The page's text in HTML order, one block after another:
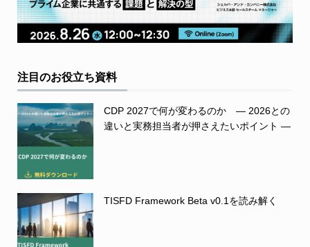
注目のお役立ち資料
CDP 2027で何が変わるのか ― 2026との
違いと実務担当者が押さえたいポイント ―
TISFD Framework Beta v0.1を読み解く